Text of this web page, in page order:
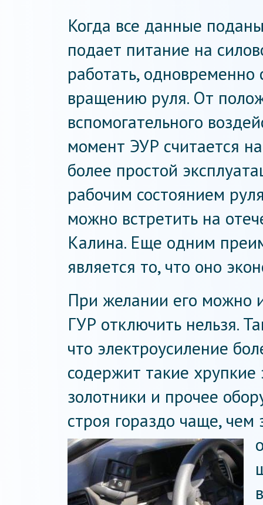
Когда все данные
подает питание на
работать, одновременно
вращению руля. От
вспомогательного
момент ЭУР считается
более простой
рабочим состоянием
можно встретить на
Калина. Еще одним
является то, что оно
При желании его можно
ГУР отключить нельзя.
что электроусиление
содержит такие
золотники и прочее
строя гораздо чаще, чем